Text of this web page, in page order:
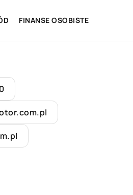
FINANSE OSOBISTE